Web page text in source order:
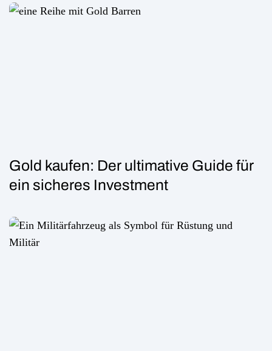
Gold kaufen: Der ultimative Guide für
ein sicheres Investment